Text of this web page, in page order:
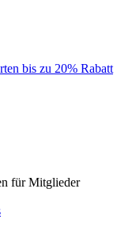
bis zu 20% Rabatt
für Mitglieder